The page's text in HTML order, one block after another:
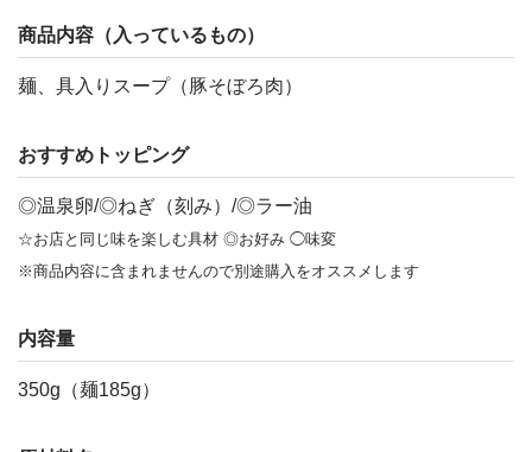
商品内容（入っているもの）
麺、具入りスープ（豚そぼろ肉）
おすすめトッピング
◎温泉卵/◎ねぎ（刻み）/◎ラー油
☆お店と同じ味を楽しむ具材 ◎お好み ◯味変
※商品内容に含まれませんので別途購入をオススメします
内容量
350g（麺185g）